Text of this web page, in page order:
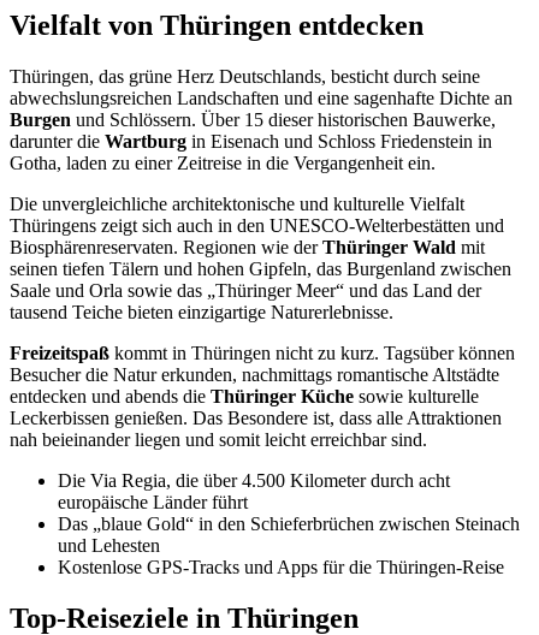
Vielfalt von Thüringen entdecken
Thüringen, das grüne Herz Deutschlands, besticht durch seine
abwechslungsreichen Landschaften und eine sagenhafte Dichte an
Burgen und Schlössern. Über 15 dieser historischen Bauwerke,
darunter die Wartburg in Eisenach und Schloss Friedenstein in
Gotha, laden zu einer Zeitreise in die Vergangenheit ein.
Die unvergleichliche architektonische und kulturelle Vielfalt
Thüringens zeigt sich auch in den UNESCO-Welterbestätten und
Biosphärenreservaten. Regionen wie derThüringer Wald mit
seinen tiefen Tälern und hohen Gipfeln, das Burgenland zwischen
Saale und Orla sowie das „Thüringer Meer“ und das Land der
tausend Teiche bieten einzigartige Naturerlebnisse.
Freizeitspaß kommt in Thüringen nicht zu kurz. Tagsüber können
Besucher die Natur erkunden, nachmittags romantische Altstädte
entdecken und abends die Thüringer Küche sowie kulturelle
Leckerbissen genießen. Das Besondere ist, dass alle Attraktionen
nah beieinander liegen und somit leicht erreichbar sind.
Die Via Regia, die über 4.500 Kilometer durch acht
europäische Länder führt
Das „blaue Gold“ in den Schieferbrüchen zwischen Steinach
und Lehesten
Kostenlose GPS-Tracks und Apps für die Thüringen-Reise
Top-Reiseziele in Thüringen